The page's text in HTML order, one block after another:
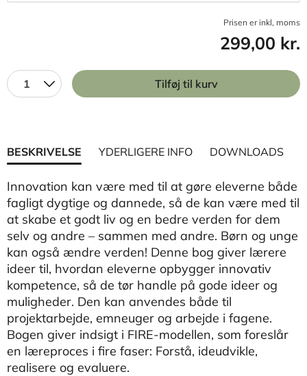
Prisen er inkl, moms
299,00 kr.
1 Tilføj til kurv
BESKRIVELSE YDERLIGERE INFO DOWNLOADS
Innovation kan være med til at gøre eleverne både
fagligt dygtige og dannede, så de kan være med til
at skabe et godt liv og en bedre verden for dem
selv og andre – sammen med andre. Børn og unge
kan også ændre verden! Denne bog giver lærere
ideer til, hvordan eleverne opbygger innovativ
kompetence, så de tør handle på gode ideer og
muligheder. Den kan anvendes både til
projektarbejde, emneuger og arbejde i fagene.
Bogen giver indsigt i FIRE-modellen, som foreslår
en læreproces i fire faser: Forstå, ideudvikle,
realisere og evaluere.